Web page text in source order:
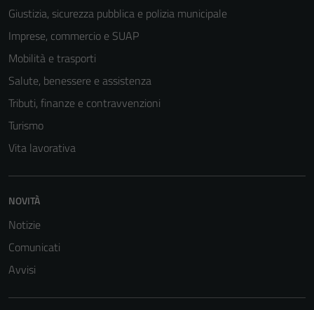
Giustizia, sicurezza pubblica e polizia municipale
Imprese, commercio e SUAP
Mobilità e trasporti
Salute, benessere e assistenza
Tributi, finanze e contravvenzioni
Turismo
Vita lavorativa
NOVITÀ
Notizie
Comunicati
Avvisi